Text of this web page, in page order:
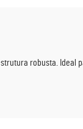
robusta.